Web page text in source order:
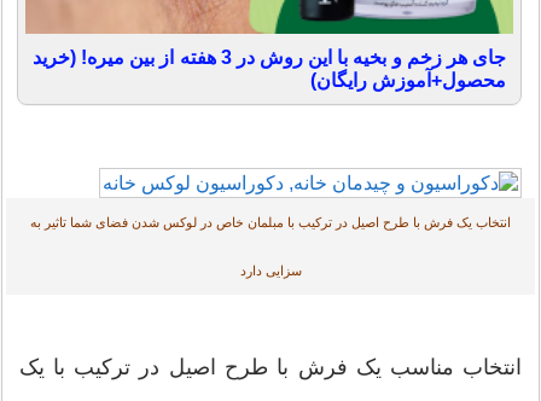
جای هر زخم و بخیه با این روش در 3 هفته از بین میره! (خرید
محصول+آموزش رایگان)
انتخاب یک فرش با طرح اصیل در ترکیب با مبلمان خاص در لوکس شدن فضای شما تاثیر به
سزایی دارد
انتخاب مناسب یک فرش با طرح اصیل در ترکیب با یک